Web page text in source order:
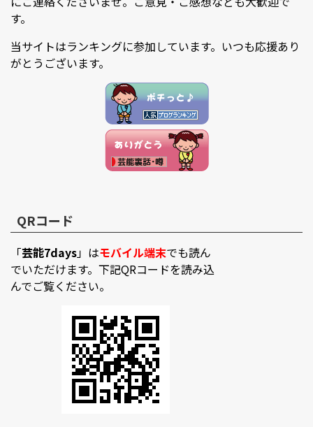
す。
当サイトはランキングに参加しています。いつも応援あり
がとうございます。
QRコード
「芸能7days」はモバイル端末でも読ん
でいただけます。下記QRコードを読み込
んでご覧ください。